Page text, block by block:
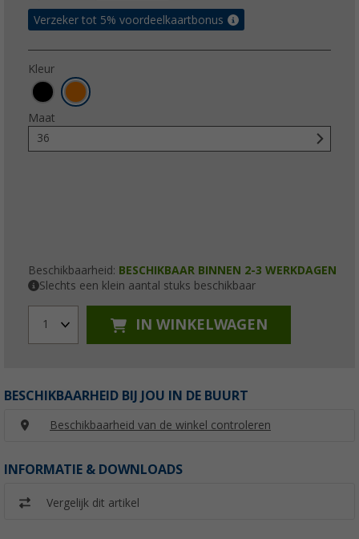
Verzeker tot 5% voordeelkaartbonus
Kleur
Maat
36
Beschikbaarheid: BESCHIKBAAR BINNEN 2-3 WERKDAGEN
Slechts een klein aantal stuks beschikbaar
1 IN WINKELWAGEN
BESCHIKBAARHEID BIJ JOU IN DE BUURT
Beschikbaarheid van de winkel controleren
INFORMATIE & DOWNLOADS
Vergelijk dit artikel